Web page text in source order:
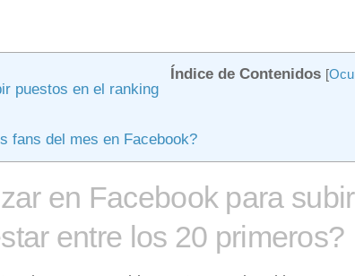
Índice de Contenidos [
puestos en el ranking
fans del mes en Facebook?
en Facebook para subir
entre los 20 primeros?